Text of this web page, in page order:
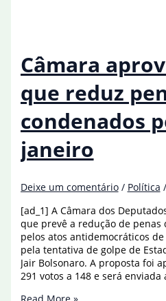
pelo
8/1
e
trama
golpista
Câmara
que reduz
condenados
janeiro
Deixe um comentário / Política /
[ad_1] A Câmara dos
que prevê a redução de penas
pelos atos antidemocráticos
pela tentativa de golpe de
Jair Bolsonaro. A proposta foi
291 votos a 148 e será enviada
Câmara